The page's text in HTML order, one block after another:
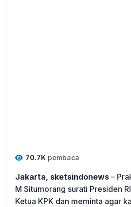
70.7K pembaca
Jakarta, sketsindonews –
M Situmorang surati Presiden
Ketua KPK dan meminta agar